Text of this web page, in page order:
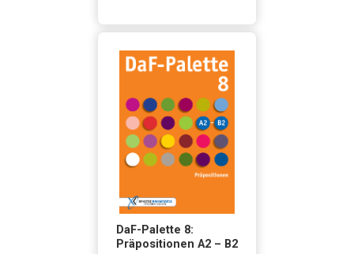
DaF-Palette 8:
Präpositionen A2 – B2